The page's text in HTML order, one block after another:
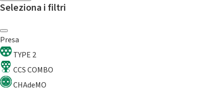
Seleziona i filtri
Presa
TYPE 2
CCS COMBO
CHAdeMO